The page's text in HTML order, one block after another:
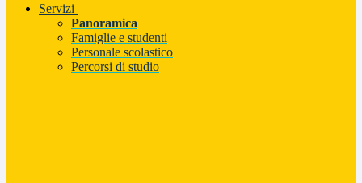
Servizi
Panoramica
Famiglie e studenti
Personale scolastico
Percorsi di studio